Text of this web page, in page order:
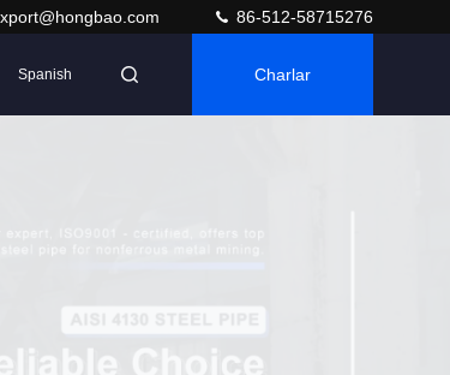
86-512-58715276
Spanish Charlar